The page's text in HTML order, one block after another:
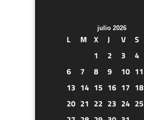
julio 2026
L M X J V S
1
2 3 4
6
7 8 9 10 11
13 14 15 16 17 18
20 21 22 23 24 25